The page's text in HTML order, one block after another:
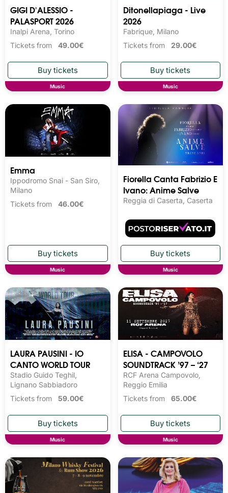
GIGI D'ALESSIO -
PALASPORT 2026
Inalpi Arena, Torino
Tickets from 49.00€
Music
Ditonellapiaga - Live
2026
Fabrique, Milano
Tickets from 29.00€
Music
Emma
Ippodromo Snai - San Siro,
Milano
Tickets from 46.00€
Music
Fiorella Canta Fabrizio E
Ivano: Anime Salve
Reggia di Caserta, Caserta
Music
LAURA PAUSINI - IO
CANTO WORLD TOUR
Stadio Guido Teghil,
Lignano Sabbiadoro
Tickets from 59.00€
Music
ELISA - CAMPOVOLO
SOUNDTRACK ’97 – ‘27
RCF Arena Campovolo,
Reggio Emilia
Tickets from 65.00€
Music